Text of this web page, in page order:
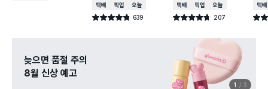
택배배송매장픽업오늘배송
별점 4.8점 639
건 작성
택배배송매장픽업오늘배송
별점 4.7점 207
건 작성
택배
별점
늦으면 품절 주의
8월 신상 예고
1 3